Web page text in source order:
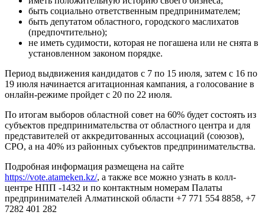
быть социально ответственным предпринимателем;
быть депутатом областного, городского маслихатов
(предпочтительно);
не иметь судимости, которая не погашена или не снята в
установленном законом порядке.
Период выдвижения кандидатов с 7 по 15 июля, затем с 16 по
19 июля начинается агитационная кампания, а голосование в
онлайн-режиме пройдет с 20 по 22 июля.
По итогам выборов областной совет на 60% будет состоять из
субъектов предпринимательства от областного центра и для
представителей от аккредитованных ассоциаций (союзов),
СРО, а на 40% из районных субъектов предпринимательства.
Подробная информация размещена на сайте
https://vote.atameken.kz/, а также все можно узнать в колл-
центре НПП -1432 и по контактным номерам Палаты
предпринимателей Алматинской области +7 771 554 8858, +7
7282 401 282